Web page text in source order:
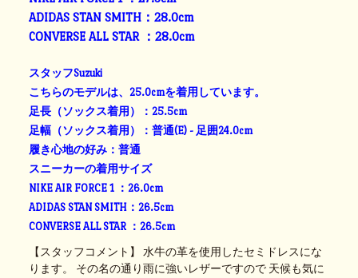
ADIDAS STAN SMITH：28.0cm
CONVERSE ALL STAR ：28.0cm
スタッフSuzuki
こちらのモデルは、25.0cmを着用しています。
足長（ソックス着用）：25.5cm
足幅（ソックス着用）：普通(E) - 足囲24.0cm
履き心地の好み：普通
スニーカーの着用サイズ
NIKE AIR FORCE 1 ：26.0cm
ADIDAS STAN SMITH：26.5cm
CONVERSE ALL STAR ：26.5cm
【スタッフコメント】 水牛の革を使用したセミドレスにな
ります。 その名の通り雨に強いレザーですので 天候も気に